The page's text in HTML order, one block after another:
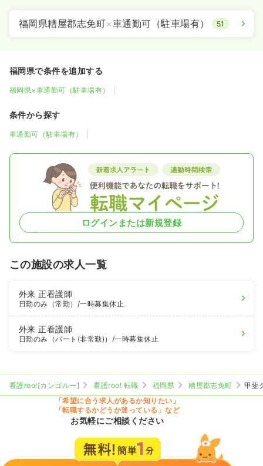
福岡県糟屋郡志免町×車通勤可（駐車場有） 51
福岡県で条件を追加する
福岡県×車通勤可（駐車場有）
条件から探す
車通勤可（駐車場有）
ログインまたは新規登録
この施設の求人一覧
外来正看護師
日勤のみ（常勤） /一時募集休止
外来正看護師
日勤のみ（パート(非常勤)） /一時募集休止
看護roo![カンゴルー] 看護roo! 転職 福岡県 糟屋郡志免町
甲斐
「希望に合う求人があるか知りたい」
「転職するかどうか迷っている」など
お気軽にご相談ください